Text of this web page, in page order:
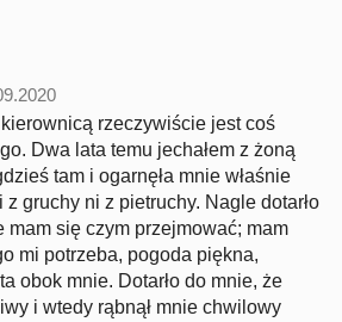
rzeczywiście jest coś
Dwa lata temu jechałem z żoną
tam i ogarnęła mnie właśnie
z gruchy ni z pietruchy. Nagle dotarło
mam się czym przejmować; mam
mi potrzeba, pogoda piękna,
obok mnie. Dotarło do mnie, że
i wtedy rąbnął mnie chwilowy